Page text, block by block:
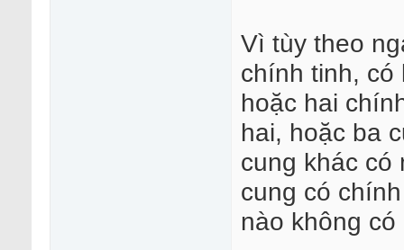
Vì tùy theo
chính tinh, có
hoặc hai
hai, hoặc ba
cung khác có
cung có
nào không